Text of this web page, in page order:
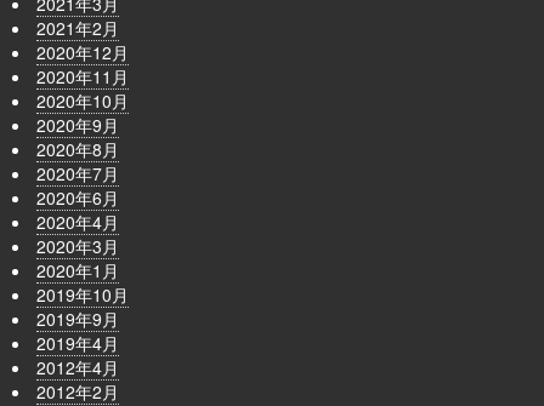
2021年2月
2020年12月
2020年11月
2020年10月
2020年9月
2020年8月
2020年7月
2020年6月
2020年4月
2020年3月
2020年1月
2019年10月
2019年9月
2019年4月
2012年4月
2012年2月